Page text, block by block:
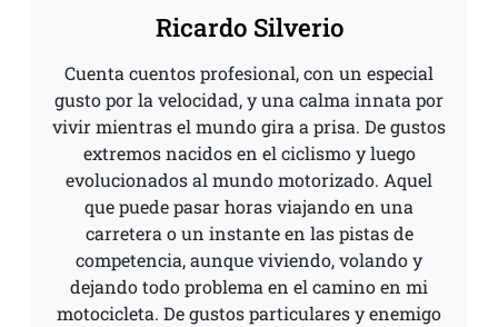
Ricardo Silverio
Cuenta cuentos profesional, con un especial
gusto por la velocidad, y una calma innata por
vivir mientras el mundo gira a prisa. De gustos
extremos nacidos en el ciclismo y luego
evolucionados al mundo motorizado. Aquel
que puede pasar horas viajando en una
carretera o un instante en las pistas de
competencia, aunque viviendo, volando y
dejando todo problema en el camino en mi
motocicleta. De gustos particulares y enemigo